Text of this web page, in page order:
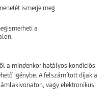
ismerje meg
a
a mindenkor hatályos kondíciós
igénybe. A felszámított díjak a
vagy elektronikus